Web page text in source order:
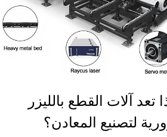
تعد آلات القطع بالليزر
لتصنيع المعادن؟